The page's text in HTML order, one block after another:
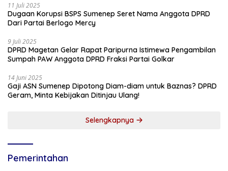
11 Juli 2025
Dugaan Korupsi BSPS Sumenep Seret Nama Anggota DPRD
Dari Partai Berlogo Mercy
9 Juli 2025
DPRD Magetan Gelar Rapat Paripurna Istimewa Pengambilan
Sumpah PAW Anggota DPRD Fraksi Partai Golkar
14 Juni 2025
Gaji ASN Sumenep Dipotong Diam-diam untuk Baznas? DPRD
Geram, Minta Kebijakan Ditinjau Ulang!
Selengkapnya
Pemerintahan